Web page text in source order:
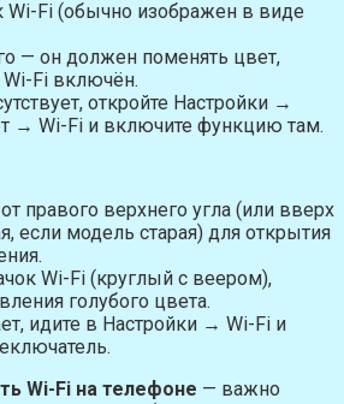
Wi-Fi (обычно изображен в виде
— он должен поменять цвет,
Wi-Fi включён.
откройте Настройки →
→ Wi-Fi и включите функцию там.
правого верхнего угла (или вверх
если модель старая) для открытия
Wi-Fi (круглый с веером),
голубого цвета.
идите в Настройки → Wi-Fi и
Wi-Fi на телефоне — важно